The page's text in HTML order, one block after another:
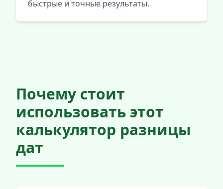
быстрые и точные результаты.
Почему стоит
использовать этот
калькулятор разницы
дат